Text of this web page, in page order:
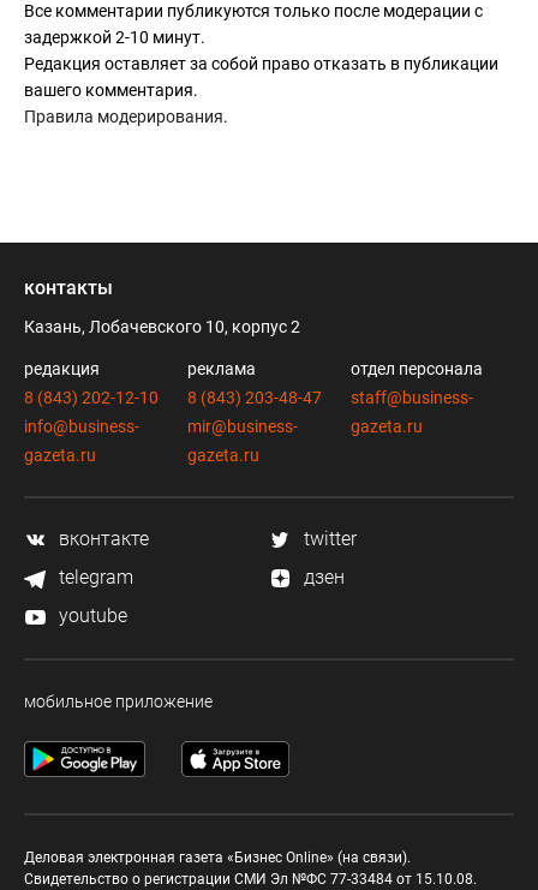
Все комментарии публикуются только после модерации с
задержкой 2-10 минут.
Редакция оставляет за собой право отказать в публикации
вашего комментария.
Правила модерирования.
контакты
Казань, Лобачевского 10, корпус 2
редакция
8 (843) 202-12-10
info@business-
gazeta.ru
реклама
8 (843) 203-48-47
mir@business-
gazeta.ru
отдел персонала
staff@business-
gazeta.ru
вконтакте
twitter
telegram
дзен
youtube
мобильное приложение
Деловая электронная газета «Бизнес Online» (на связи).
Свидетельство о регистрации СМИ Эл №ФС 77-33484 от 15.10.08.